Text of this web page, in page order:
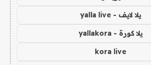
يلا لايف - yalla live
يلا كورة - yallakora
kora live